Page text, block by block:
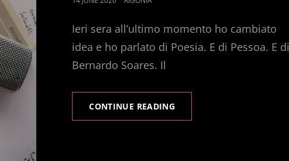
Ieri sera all’ultimo momento ho cambiato
idea e ho parlato di Poesia. E di Pessoa. E di
Bernardo Soares. Il
CONTINUE READING